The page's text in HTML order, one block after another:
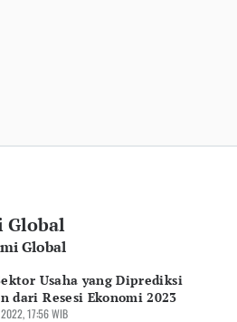
Global
Global
Usaha yang Diprediksi
dari Resesi Ekonomi 2023
17:56 WIB